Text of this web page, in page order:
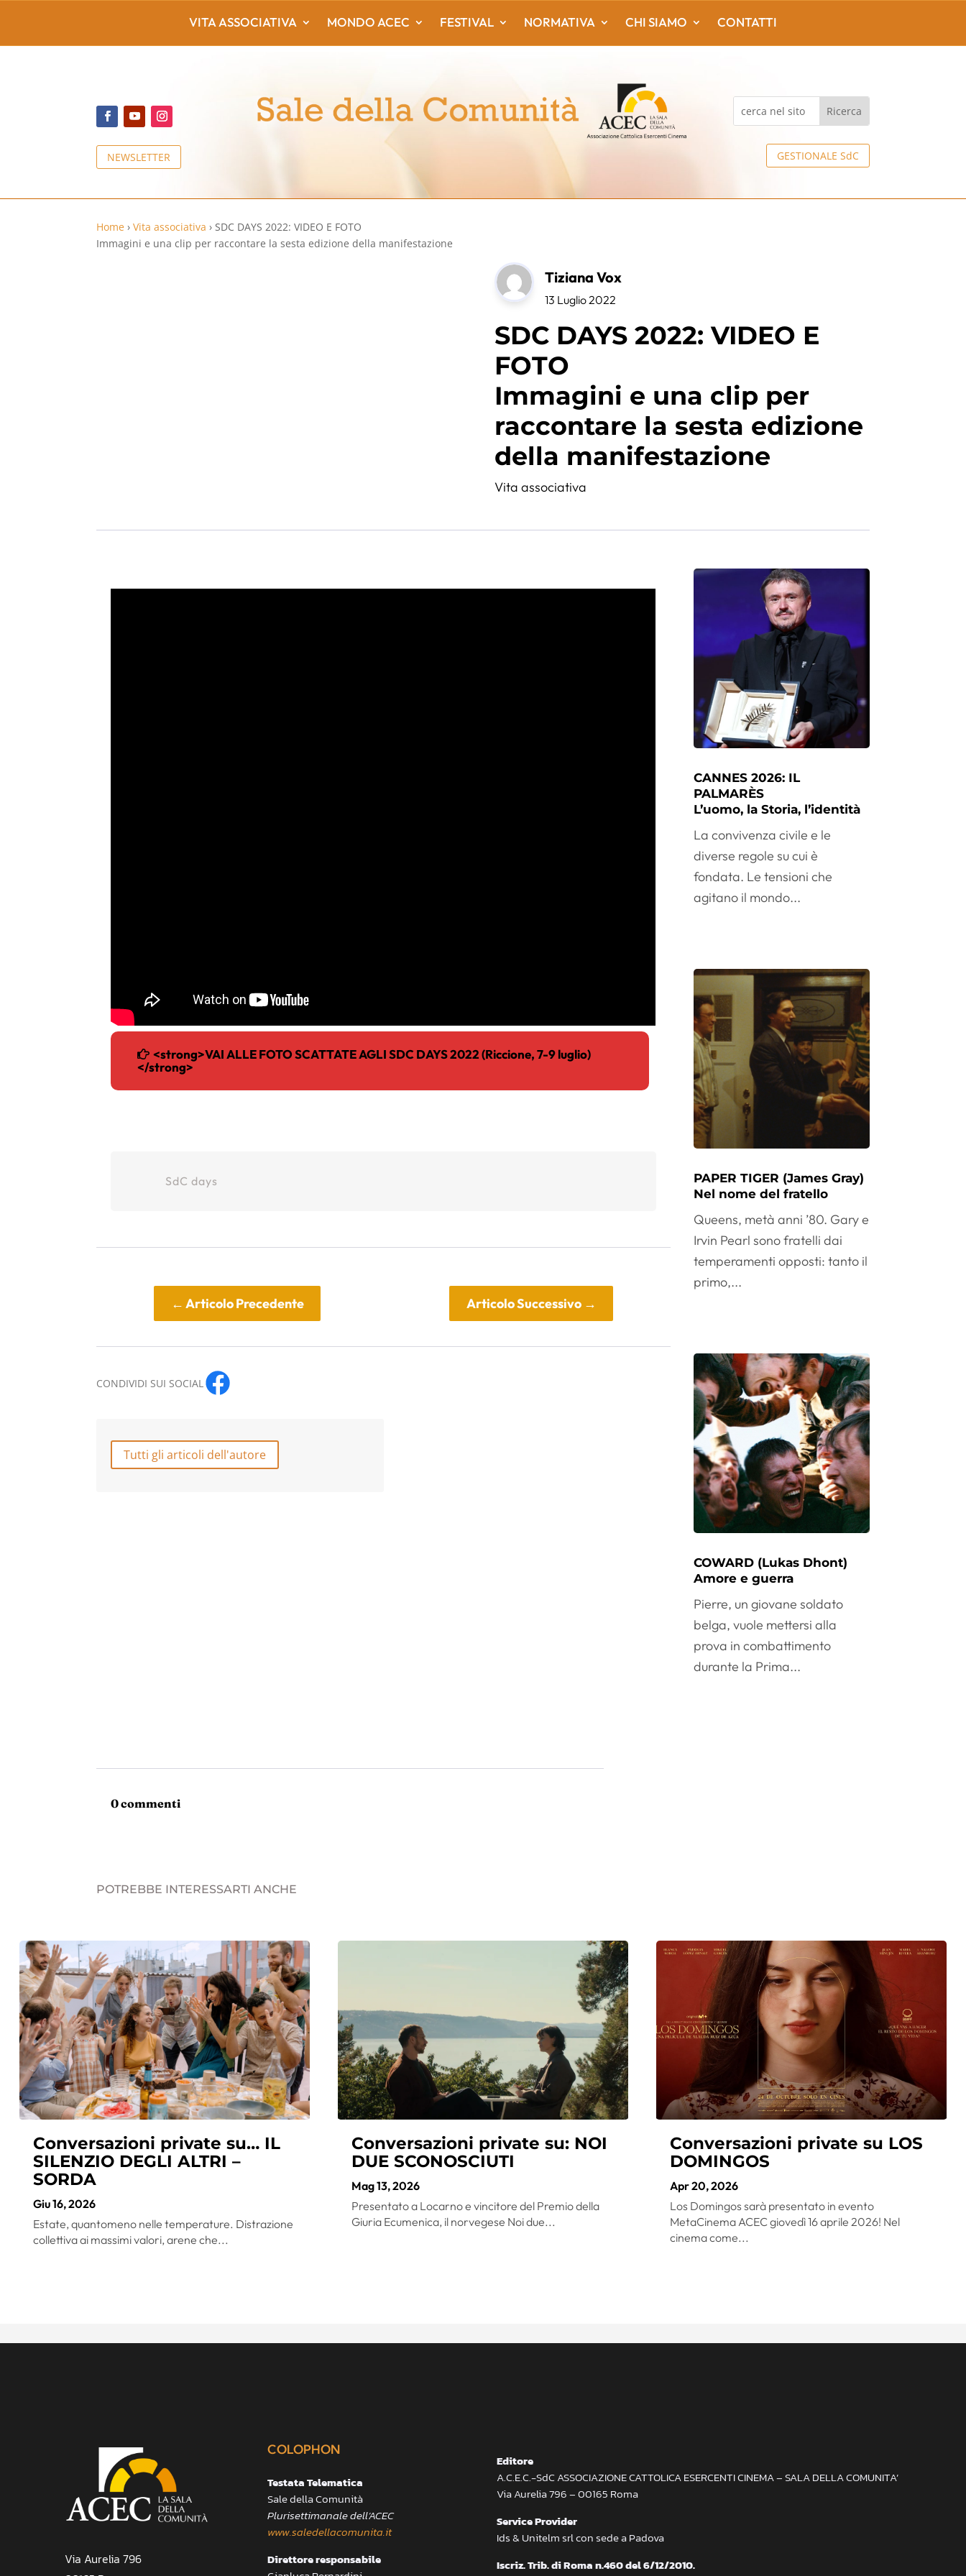
NEWSLETTER GESTIONALE SdC
VITA ASSOCIATIVA MONDO ACEC FESTIVAL NORMATIVA CHI SIAMO CONTATTI
Home › Vita associativa › SDC DAYS 2022: VIDEO E FOTO
Immagini e una clip per raccontare la sesta edizione della manifestazione
Tiziana Vox
13 Luglio 2022
SDC DAYS 2022: VIDEO E
FOTO
Immagini e una clip per
raccontare la sesta edizione
della manifestazione
Vita associativa
<strong>VAI ALLE FOTO SCATTATE AGLI SDC DAYS 2022 (Riccione, 7-9 luglio)
</strong>
SdC days
← Articolo Precedente Articolo Successivo→
CONDIVIDI SUI SOCIAL
Tutti gli articoli dell'autore
CANNES 2026: IL
PALMARÈS
L’uomo, la Storia, l’identità
La convivenza civile e le
diverse regole su cui è
fondata. Le tensioni che
agitano il mondo...
PAPER TIGER (James Gray)
Nel nome del fratello
Queens, metà anni ’80. Gary e
Irvin Pearl sono fratelli dai
temperamenti opposti: tanto il
primo,...
COWARD (Lukas Dhont)
Amore e guerra
Pierre, un giovane soldato
belga, vuole mettersi alla
prova in combattimento
durante la Prima...
0 commenti
POTREBBE INTERESSARTI ANCHE
Conversazioni private su… IL
SILENZIO DEGLI ALTRI –
SORDA
Giu 16, 2026
Estate, quantomeno nelle temperature. Distrazione
collettiva ai massimi valori, arene che...
Conversazioni private su: NOI
DUE SCONOSCIUTI
Mag 13, 2026
Presentato a Locarno e vincitore del Premio della
Giuria Ecumenica, il norvegese Noi due...
Conversazioni private su LOS
DOMINGOS
Apr 20, 2026
Los Domingos sarà presentato in evento
MetaCinema ACEC giovedì 16 aprile 2026! Nel
cinema come...
Via Aurelia 796
COLOPHON
Testata Telematica
Sale della Comunità
Plurisettimanale dell’ACEC
www.saledellacomunita.it
Direttore responsabile
Editore
A.C.E.C.-SdC ASSOCIAZIONE CATTOLICA ESERCENTI CINEMA – SALA DELLA COMUNITA’
Via Aurelia 796 – 00165 Roma
Service Provider
Ids & Unitelm srl con sede a Padova
Iscriz. Trib. di Roma n.460 del 6/12/2010.